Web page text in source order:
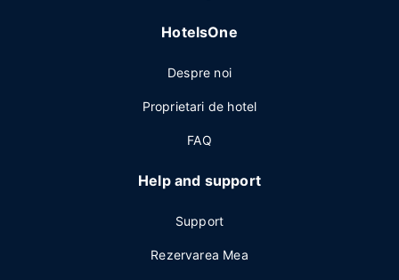
HotelsOne
Despre noi
Proprietari de hotel
FAQ
Help and support
Support
Rezervarea Mea